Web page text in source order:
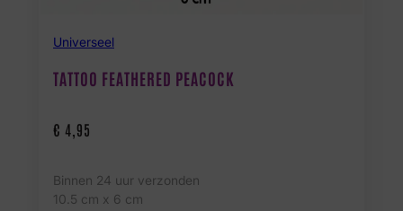
Universeel
TATTOO FEATHERED PEACOCK
€ 4,95
Binnen 24 uur verzonden
10.5 cm x 6 cm